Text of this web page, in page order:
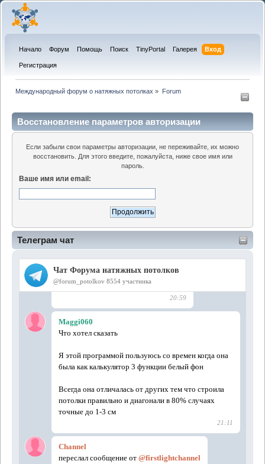
Начало Форум Помощь Поиск TinyPortal Галерея Вход
Регистрация
Международный форум о натяжных потолках » Forum
Телеграм чат
Восстановление параметров авторизации
Если забыли свои параметры авторизации, не переживайте, их можно
восстановить. Для этого введите, пожалуйста, ниже свое имя или
пароль.
Ваше имя или email: